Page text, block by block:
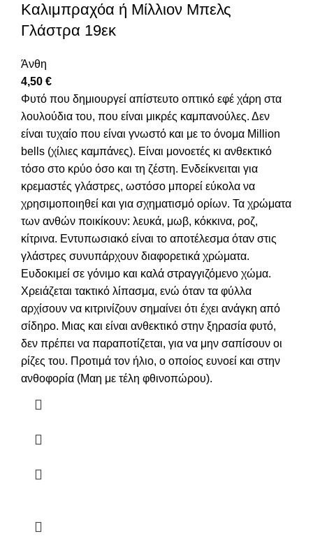
Καλιμπραχόα ή Μίλλιον Μπελς
Γλάστρα 19εκ
Άνθη
4,50 €
Φυτό που δημιουργεί απίστευτο οπτικό εφέ χάρη στα
λουλούδια του, που είναι μικρές καμπανούλες. Δεν
είναι τυχαίο που είναι γνωστό και με το όνομα Million
bells (χίλιες καμπάνες). Είναι μονοετές κι ανθεκτικό
τόσο στο κρύο όσο και τη ζέστη. Ενδείκνειται για
κρεμαστές γλάστρες, ωστόσο μπορεί εύκολα να
χρησιμοποιηθεί και για σχηματισμό ορίων. Τα χρώματα
των ανθών ποικίκουν: λευκά, μωβ, κόκκινα, ροζ,
κίτρινα. Εντυπωσιακό είναι το αποτέλεσμα όταν στις
γλάστρες συνυπάρχουν διαφορετικά χρώματα.
Ευδοκιμεί σε γόνιμο και καλά στραγγιζόμενο χώμα.
Χρειάζεται τακτικό λίπασμα, ενώ όταν τα φύλλα
αρχίσουν να κιτρινίζουν σημαίνει ότι έχει ανάγκη από
σίδηρο. Μιας και είναι ανθεκτικό στην ξηρασία φυτό,
δεν πρέπει να παραποτίζεται, για να μην σαπίσουν οι
ρίζες του. Προτιμά τον ήλιο, ο οποίος ευνοεί και στην
ανθοφορία (Μαη με τέλη φθινοπώρου).